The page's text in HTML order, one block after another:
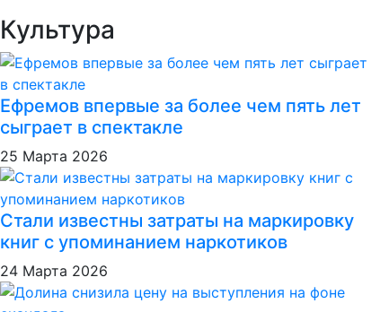
Культура
Ефремов впервые за более чем пять лет
сыграет в спектакле
25 Марта 2026
Стали известны затраты на маркировку
книг с упоминанием наркотиков
24 Марта 2026